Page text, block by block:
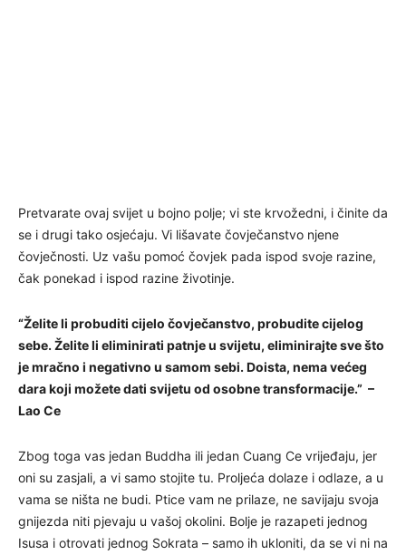
Pretvarate ovaj svijet u bojno polje; vi ste krvožedni, i činite da
se i drugi tako osjećaju. Vi lišavate čovječanstvo njene
čovječnosti. Uz vašu pomoć čovjek pada ispod svoje razine,
čak ponekad i ispod razine životinje.
“Želite li probuditi cijelo čovječanstvo, probudite cijelog
sebe. Želite li eliminirati patnje u svijetu, eliminirajte sve što
je mračno i negativno u samom sebi. Doista, nema većeg
dara koji možete dati svijetu od osobne transformacije.” –
Lao Ce
Zbog toga vas jedan Buddha ili jedan Cuang Ce vrijeđaju, jer
oni su zasjali, a vi samo stojite tu. Proljeća dolaze i odlaze, a u
vama se ništa ne budi. Ptice vam ne prilaze, ne savijaju svoja
gnijezda niti pjevaju u vašoj okolini. Bolje je razapeti jednog
Isusa i otrovati jednog Sokrata – samo ih ukloniti, da se vi ni na